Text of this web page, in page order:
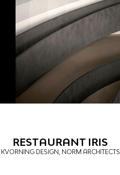
RESTAURANT IRIS
KVORNING DESIGN, NORM ARCHITECTS